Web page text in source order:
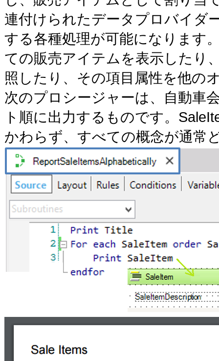
連付けられたデータプロバイダ
する各種処理が可能になります
ての販売アイテムを表示したり
照したり、その項目属性を他の
次のプロシージャーは、自動車
ト順に出力するものです。
かわらず、すべての概念が通常